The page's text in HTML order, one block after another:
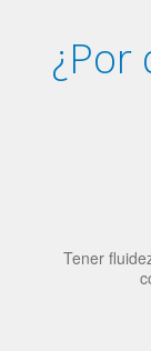
¿Por
Tener